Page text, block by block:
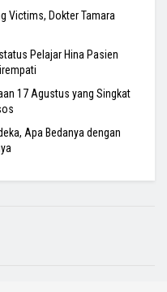
Victims, Dokter Tamara
Pelajar Hina Pasien
17 Agustus yang Singkat
Apa Bedanya dengan